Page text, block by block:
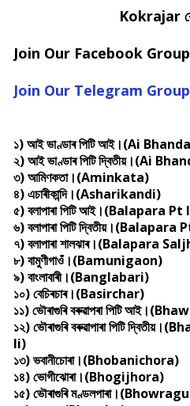
Kokrajar
Join Our Facebook Group
Join Our Telegram Group
১) আই ভাণ্ডাৰ পিটি আই।(Ai
২) আই ভাণ্ডাৰ পিটি দ্বিতীয়।(Ai
৩) আমিণকতা।(Aminkata)
৪) এচাৰীকান্দি।(Asharikandi)
৫) বলাপাৰা পিটি আই।(Balapara Pt
৬) বলাপাৰা পিটি দ্বিতীয়।(Balapara
৭) বলাপাৰা শালঝাৰ।(Balapara
৮) বামুণীগাওঁ।(Bamunigaon)
৯) বাংলাবাৰী।(Banglabari)
১০) বেচিৰচাৰ।(Basirchar)
১১) ভৌৰাগুৰি বৰুৱাপৰা পিটি
১২) ভৌৰাগুৰি বৰুৱাপাৰা পিটি
Ii)
১৩) ভবানীচোৰা।(Bhobanichora)
১৪) ভোগীঝোৰা।(Bhogijhora)
১৫) ভৌৰাগুৰি